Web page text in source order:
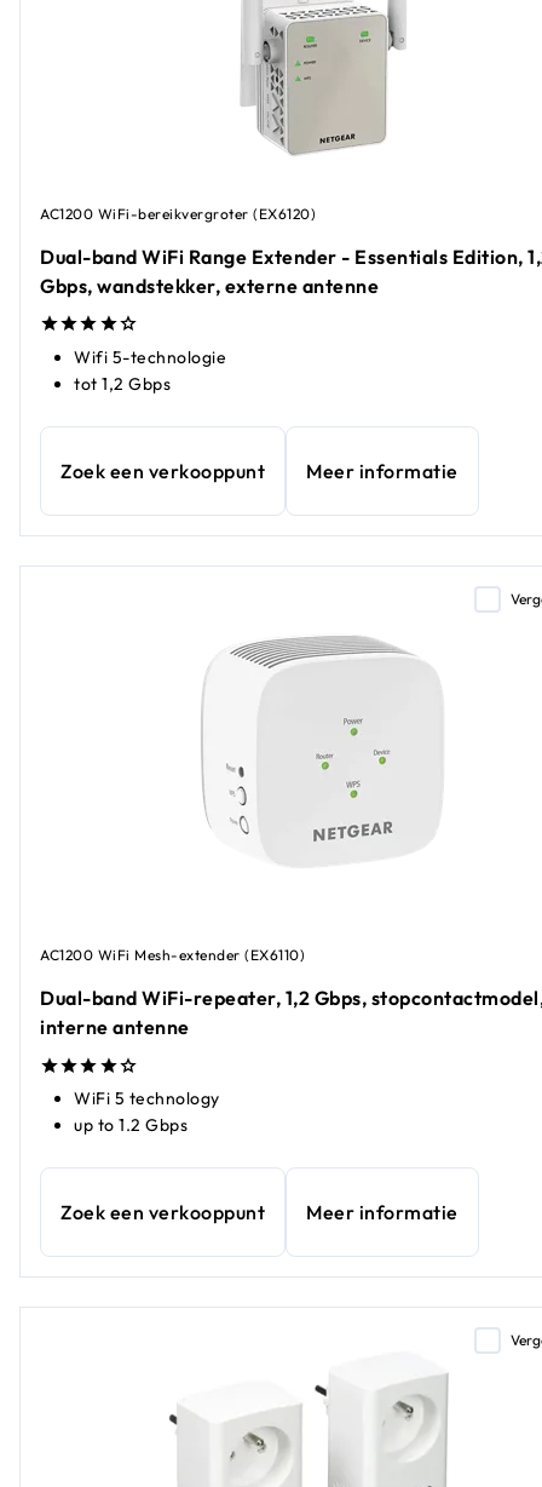
AC1200 WiFi-bereikvergroter (EX6120)
Dual-band WiFi Range Extender - Essentials Edition,
Gbps, wandstekker, externe antenne
Wifi 5-technologie
tot 1,2 Gbps
Zoek een verkooppunt Meer informatie
AC1200 WiFi Mesh-extender (EX6110)
Dual-band WiFi-repeater, 1,2 Gbps,
interne antenne
WiFi 5 technology
up to 1.2 Gbps
Zoek een verkooppunt Meer informatie